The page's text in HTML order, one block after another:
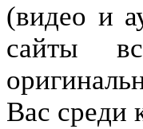
(видео и
сайты
Вас среди